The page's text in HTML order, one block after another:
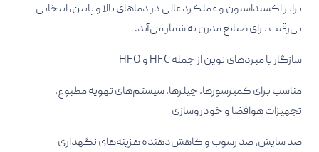
برابر اکسیداسیون و عملکرد عالی در دماهای بالا و پایین، انتخابی
بی‌رقیب برای صنایع مدرن به شمار می‌آید.
سازگار با مبردهای نوین از جمله HFC و HFO
مناسب برای کمپرسورها، چیلرها، سیستم‌های تهویه مطبوع،
تجهیزات هوافضا و خودروسازی
ضد سایش، ضد رسوب و کاهش‌دهنده هزینه‌های نگهداری